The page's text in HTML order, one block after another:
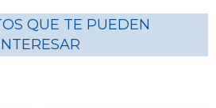
QUE TE PUEDEN